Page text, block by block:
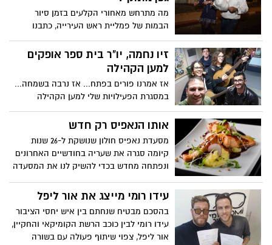
מה מתרחש מאחורי הקלעים בזמן סיור
הבמות של פמליית ראש העירייה, כתבנו
הצטרף לפמלייה ומביא בפניכם את הסיפורים
הקטנים....
זיו נחמה, יו"ר בית ספר אופקים
למען הקהילה
אז אמרנו פורים בפתח... אז נרבה בשמחה...
במסגרת הפעילויות שלי למען הקהילה
והתושבים.הפעם החלטתי כיו"ר בית ספר
אופקים, לשתף את בית הספר ולחבר אותם
אותו הנאפיס רק חדש
מסעדת נאפיס חולון שנושקת ל-26 שנות
קיומה סגרה את שעריה בחודשיים האחרונים
ונפתחה מחדש בכדי להשיק לנו את המסעדה
עידו רומי מייצג את אור ליפל
בהסכם מבטיח שנחתם בין איש יחסי הציבור
עידו רומי לבין כוכב הרשת הקומיקאי והחקיין,
אור ליפל, צפוי שיתוף פעולה עם בשורה